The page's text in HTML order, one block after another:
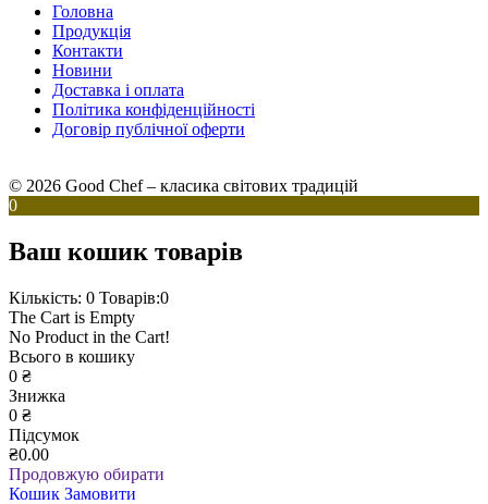
Головна
Продукція
Контакти
Новини
Доставка і оплата
Політика конфіденційності
Договір публічної оферти
© 2026 Good Chef – класика світових традицій
0
Ваш кошик товарів
Кількість: 0 Товарів:0
The Cart is Empty
No Product in the Cart!
Всього в кошику
0 ₴
Знижка
0 ₴
Підсумок
₴0.00
Продовжую обирати
Кошик Замовити